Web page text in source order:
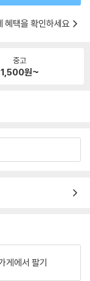
혜택을 확인하세요
중고
1,500원~
게에서 팔기